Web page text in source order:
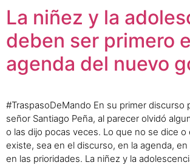
La niñez y la
deben ser primero
agenda del nuevo
#TraspasoDeMando En su primer discurso
señor Santiago Peña, al parecer olvidó
o las dijo pocas veces. Lo que no se dice o
existe, sea en el discurso, en la agenda,
en las prioridades. La niñez y la